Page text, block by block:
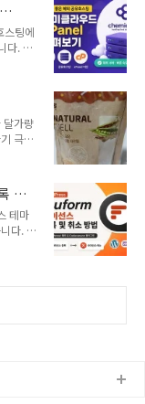
니
있습
하게
것이
수
스팅에
다. 카
복
은 웹
웹 호
글 크
일 관
, 보
펴보
달가량
극심
말하
화되
게
상을
보라
천받
및
테마
다. 대
공
록 취